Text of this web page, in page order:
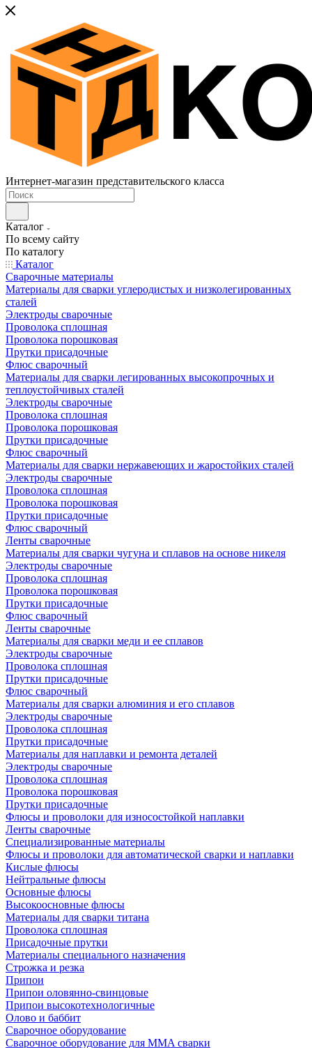
Интернет-магазин представительского класса
Каталог
По всему сайту
По каталогу
Каталог
Сварочные материалы
Материалы для сварки углеродистых и низколегированных
сталей
Электроды сварочные
Проволока сплошная
Проволока порошковая
Прутки присадочные
Флюс сварочный
Материалы для сварки легированных высокопрочных и
теплоустойчивых сталей
Электроды сварочные
Проволока сплошная
Проволока порошковая
Прутки присадочные
Флюс сварочный
Материалы для сварки нержавеющих и жаростойких сталей
Электроды сварочные
Проволока сплошная
Проволока порошковая
Прутки присадочные
Флюс сварочный
Ленты сварочные
Материалы для сварки чугуна и сплавов на основе никеля
Электроды сварочные
Проволока сплошная
Проволока порошковая
Прутки присадочные
Флюс сварочный
Ленты сварочные
Материалы для сварки меди и ее сплавов
Электроды сварочные
Проволока сплошная
Прутки присадочные
Флюс сварочный
Материалы для сварки алюминия и его сплавов
Электроды сварочные
Проволока сплошная
Прутки присадочные
Материалы для наплавки и ремонта деталей
Электроды сварочные
Проволока сплошная
Проволока порошковая
Прутки присадочные
Флюсы и проволоки для износостойкой наплавки
Ленты сварочные
Специализированные материалы
Флюсы и проволоки для автоматической сварки и наплавки
Кислые флюсы
Нейтральные флюсы
Основные флюсы
Высокоосновные флюсы
Материалы для сварки титана
Проволока сплошная
Присадочные прутки
Материалы специального назначения
Строжка и резка
Припои
Припои оловянно-свинцовые
Припои высокотехнологичные
Олово и баббит
Сварочное оборудование
Сварочное оборудование для MMA сварки